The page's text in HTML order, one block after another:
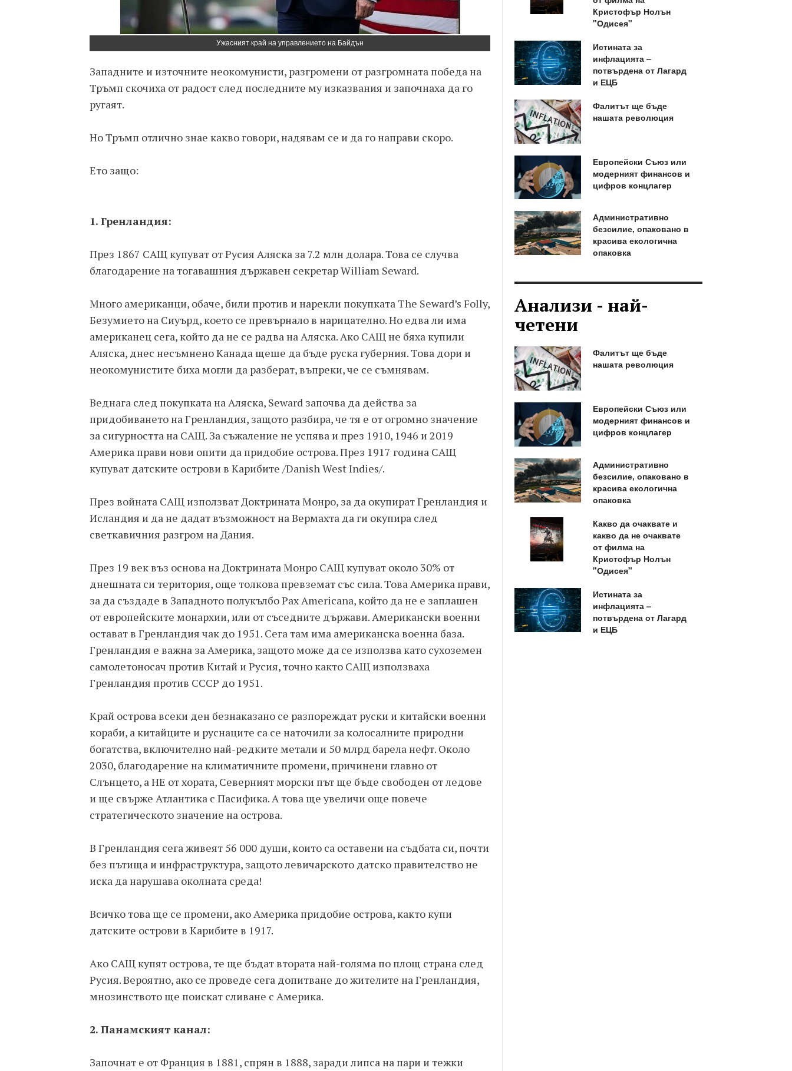
Ужасният край на управлението на Байдън
Западните и източните неокомунисти, разгромени от разгромната победа на
Тръмп скочиха от радост след последните му изказвания и започнаха да го
ругаят.
Но Тръмп отлично знае какво говори, надявам се и да го направи скоро.
Ето защо:
1. Гренландия:
През 1867 САЩ купуват от Русия Аляска за 7.2 млн долара. Това се случва
благодарение на тогавашния държавен секретар William Seward.
Много американци, обаче, били против и нарекли покупката The Seward’s Folly,
Безумието на Сиуърд, което се превърнало в нарицателно. Но едва ли има
американец сега, който да не се радва на Аляска. Ако САЩ не бяха купили
Аляска, днес несъмнено Канада щеше да бъде руска губерния. Това дори и
неокомунистите биха могли да разберат, въпреки, че се съмнявам.
Веднага след покупката на Аляска, Seward започва да действа за
придобиването на Гренландия, защото разбира, че тя е от огромно значение
за сигурността на САЩ. За съжаление не успява и през 1910, 1946 и 2019
Америка прави нови опити да придобие острова. През 1917 година САЩ
купуват датските острови в Карибите /Danish West Indies/.
През войната САЩ използват Доктрината Монро, за да окупират Гренландия и
Исландия и да не дадат възможност на Вермахта да ги окупира след
светкавичния разгром на Дания.
През 19 век въз основа на Доктрината Монро САЩ купуват около 30% от
днешната си територия, още толкова превземат със сила. Това Америка прави,
за да създаде в Западното полукълбо Pax Americana, който да не е заплашен
от европейските монархии, или от съседните държави. Американски военни
остават в Гренландия чак до 1951. Сега там има американска военна база.
Гренландия е важна за Америка, защото може да се използва като сухоземен
самолетоносач против Китай и Русия, точно както САЩ използваха
Гренландия против СССР до 1951.
Край острова всеки ден безнаказано се разпореждат руски и китайски военни
кораби, а китайците и руснаците са се наточили за колосалните природни
богатства, включително най-редките метали и 50 млрд барела нефт. Около
2030, благодарение на климатичните промени, причинени главно от
Слънцето, а НЕ от хората, Северният морски път ще бъде свободен от ледове
и ще свърже Атлантика с Пасифика. А това ще увеличи още повече
стратегическото значение на острова.
В Гренландия сега живеят 56 000 души, които са оставени на съдбата си, почти
без пътища и инфраструктура, защото левичарското датско правителство не
иска да нарушава околната среда!
Всичко това ще се промени, ако Америка придобие острова, както купи
датските острови в Карибите в 1917.
Ако САЩ купят острова, те ще бъдат втората най-голяма по площ страна след
Русия. Вероятно, ако се проведе сега допитване до жителите на Гренландия,
мнозинството ще поискат сливане с Америка.
2. Панамският канал:
Започнат е от Франция в 1881, спрян в 1888, заради липса на пари и тежки
Кристофър Нолън
"Одисея"
Истината за
инфлацията –
потвърдена от Лагард
и ЕЦБ
Фалитът ще бъде
нашата революция
Европейски Съюз или
модерният финансов и
цифров концлагер
Административно
безсилие, опаковано в
красива екологична
опаковка
Анализи - най-
четени
Фалитът ще бъде
нашата революция
Европейски Съюз или
модерният финансов и
цифров концлагер
Административно
безсилие, опаковано в
красива екологична
опаковка
Какво да очаквате и
какво да не очаквате
от филма на
Кристофър Нолън
"Одисея"
Истината за
инфлацията –
потвърдена от Лагард
и ЕЦБ